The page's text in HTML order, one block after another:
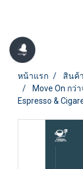
หน้าแรก สินค้
Move On กว่
Espresso &